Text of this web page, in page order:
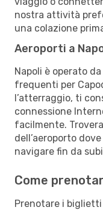
nostra attività
una colazione
Aeroporti a
Napoli è operato
frequenti per
l’atterraggio, ti
connessione
facilmente.
dell’aeroporto
navigare fin da
Come
Prenotare i biglietti